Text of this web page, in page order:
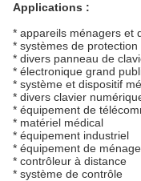
Applications :
* appareils ménagers et
* systèmes de
* divers panneau de
* électronique grand
* système et dispositif
* divers clavier
* équipement de
* matériel médical
* équipement industriel
* équipement de ménage
* contrôleur à distance
* système de contrôle